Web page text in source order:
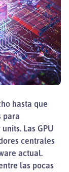
hasta que
para
Las GPU
centrales
actual.
las pocas